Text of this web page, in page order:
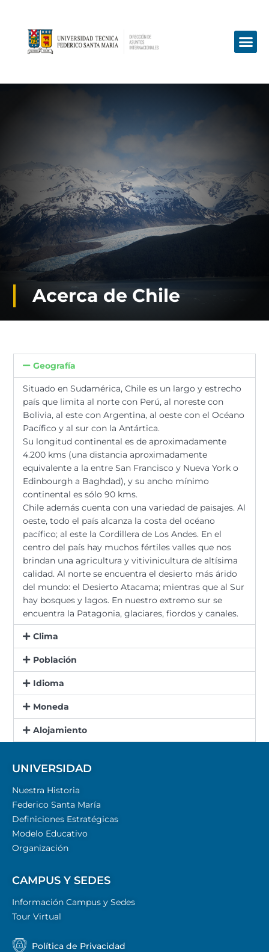
Acerca de Chile
Geografía ​
Situado en Sudamérica, Chile es un largo y estrecho
país que limita al norte con Perú, al noreste con
Bolivia, al este con Argentina, al oeste con el Océano
Pacífico y al sur con la Antártica.
Su longitud continental es de aproximadamente
4.200 kms (una distancia aproximadamente
equivalente a la entre San Francisco y Nueva York o
Edinbourgh a Baghdad), y su ancho mínimo
continental es sólo 90 kms.
Chile además cuenta con una variedad de paisajes. Al
oeste, todo el país alcanza la costa del océano
pacífico; al este la Cordillera de Los Andes. En el
centro del país hay muchos fértiles valles que nos
brindan una agricultura y vitivinicultura de altísima
calidad. Al norte se encuentra el desierto más árido
del mundo: el Desierto Atacama; mientras que al Sur
hay bosques y lagos. En nuestro extremo sur se
encuentra la Patagonia, glaciares, fiordos y canales.
Clima
Población
Idioma
Moneda​
Alojamiento​
UNIVERSIDAD
Nuestra Historia
Federico Santa María
Definiciones Estratégicas
Modelo Educativo
Organización
CAMPUS Y SEDES
Información Campus y Sedes
Tour Virtual
Política de Privacidad